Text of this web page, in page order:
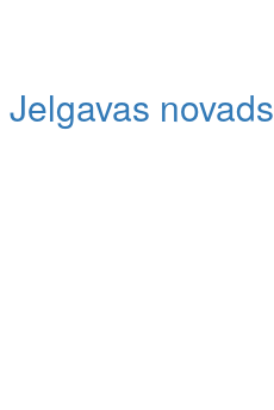
Jelgavas novads